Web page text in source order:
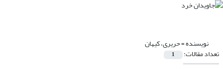
نویسنده =حریری، کیهان
تعداد مقالات: 1